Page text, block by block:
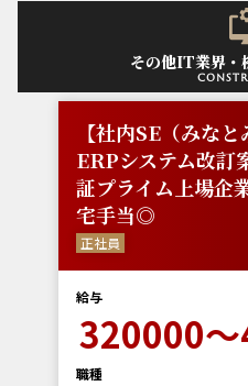
その他IT業界・
【社内SE（みな
ERPシステム改訂
証プライム上場企
宅手当◎
正社員
給与
320000
職種